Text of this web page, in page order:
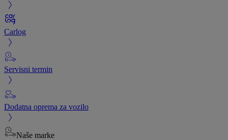
Carlog
Servisni termin
Dodatna oprema za vozilo
Naše marke